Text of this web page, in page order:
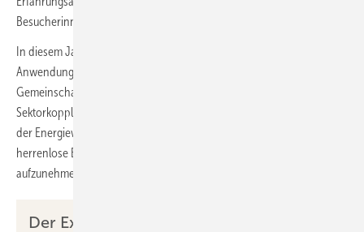
Besucherinnen und Besuchern.
In diesem Jahr stehen die Expertentalks ganz im Zeichen neuer
Anwendungen. Dazu gehören Mieterstrom und
Gemeinschaftsanlagen, Hybridkraftwerke am Stromnetz und die
Sektorkopplung. Auch Wasserstoff wird zu einem wichtigen Thema
der Energiewende. Zudem werden pfiffige Lösungen vorgestellt, um
herrenlose Bestandsanlagen schnell ins Wartungsgeschäft
aufzunehmen.
Der Expertentreff im Überblick